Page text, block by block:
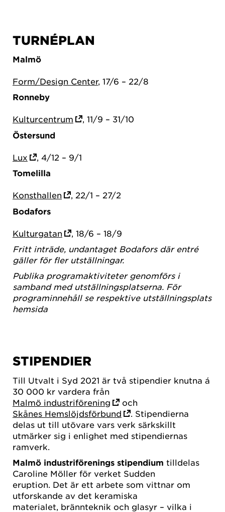
TURNÉPLAN
Malmö
Form/Design Center, 17/6 – 22/8
Ronneby
Kulturcentrum
, 11/9 – 31/10
Östersund
Lux
, 4/12 – 9/1
Tomelilla
Konsthallen
, 22/1 – 27/2
Bodafors
Kulturgatan
, 18/6 – 18/9
Fritt inträde, undantaget Bodafors där entré
gäller för fler utställningar.
Publika programaktiviteter genomförs i
samband med utställningsplatserna. För
programinnehåll se respektive utställningsplats
hemsida
STIPENDIER
Till Utvalt i Syd 2021 är två stipendier knutna á
30 000 kr vardera från
Malmö industriförening
och
Skånes Hemslöjdsförbund
. Stipendierna
delas ut till utövare vars verk särkskillt
utmärker sig i enlighet med stipendiernas
ramverk.
Malmö industriförenings stipendium tilldelas
Caroline Möller för verket Sudden
eruption. Det är ett arbete som vittnar om
utforskande av det keramiska
materialet, brännteknik och glasyr – vilka i